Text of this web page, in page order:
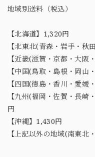
地域別送料（税込）
【北海道】1,320円
【北東北(青森・岩手・秋
【近畿(滋賀・京都・大阪
【中国(鳥取・島根・岡山
【四国(徳島・香川・愛媛
【九州(福岡・佐賀・長
円
【沖縄】1,430円
【上記以外の地域(南東北